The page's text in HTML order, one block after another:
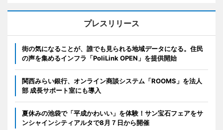
プレスリリース
街の気になることが、誰でも見られる地域データになる。住民
の声を集めるインフラ「PoliLink OPEN」を提供開始
関西みらい銀行、オンライン商談システム「ROOMS」を法人
部 成長サポート室にも導入
夏休みの池袋で「平成かわいい」を体験！サン宝石フェアをサ
ンシャインシティアルタで8月７日から開催